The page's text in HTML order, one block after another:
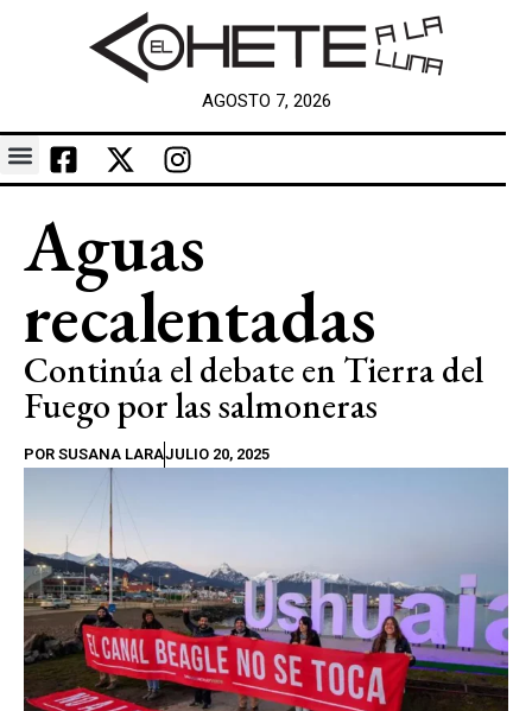
AGOSTO 7, 2026
Aguas
recalentadas
Continúa el debate en Tierra del
Fuego por las salmoneras
POR SUSANA LARAJULIO 20, 2025